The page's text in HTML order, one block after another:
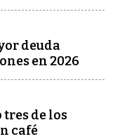
deuda
en 2026
tres de los
café